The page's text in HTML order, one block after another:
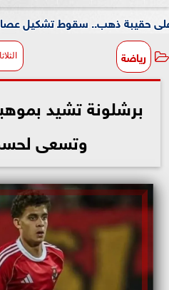
سقوط تشكيل عصابى بالقاهرة
رياضة الثلاثاء، 16
برشلونة تشيد
وتسعى